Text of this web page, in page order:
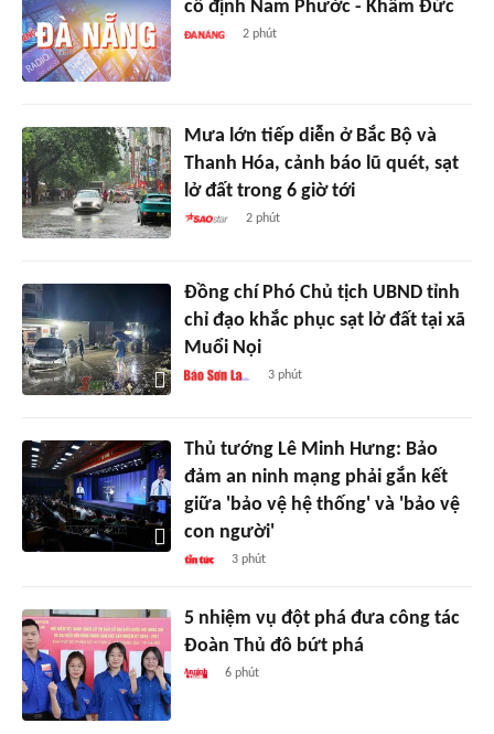
cố định Nam Phước - Khâm Đức
2 phút
Mưa lớn tiếp diễn ở Bắc Bộ và
Thanh Hóa, cảnh báo lũ quét, sạt
lở đất trong 6 giờ tới
2 phút
Đồng chí Phó Chủ tịch UBND tỉnh
chỉ đạo khắc phục sạt lở đất tại xã
Muổi Nọi
3 phút
Thủ tướng Lê Minh Hưng: Bảo
đảm an ninh mạng phải gắn kết
giữa 'bảo vệ hệ thống' và 'bảo vệ
con người'
3 phút
5 nhiệm vụ đột phá đưa công tác
Đoàn Thủ đô bứt phá
6 phút